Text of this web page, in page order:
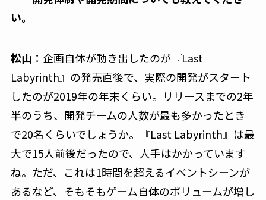
い。
松山 ：企画自体が動き出したのが『Last
Labyrinth』の発売直後で、実際の開発がスタート
したのが2019年の年末くらい。リリースまでの2年
半のうち、開発チームの人数が最も多かったとき
で20名くらいでしょうか。『Last Labyrinth』は最
大で15人前後だったので、人手はかかっています
ね。ただ、これは1時間を超えるイベントシーンが
あるなど、そもそもゲーム自体のボリュームが増し